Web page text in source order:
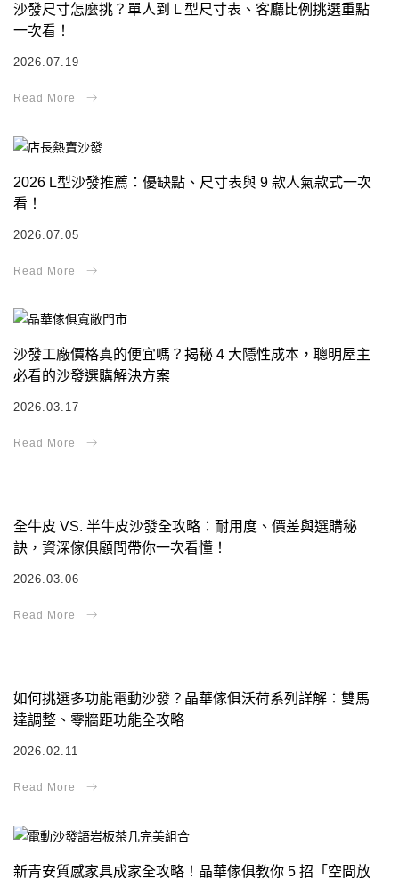
沙發尺寸怎麼挑？單人到 L 型尺寸表、客廳比例挑選重點
一次看！
2026.07.19
2026 L型沙發推薦：優缺點、尺寸表與 9 款人氣款式一次
看！
2026.07.05
沙發工廠價格真的便宜嗎？揭秘 4 大隱性成本，聰明屋主
必看的沙發選購解決方案
2026.03.17
全牛皮 VS. 半牛皮沙發全攻略：耐用度、價差與選購秘
訣，資深傢俱顧問帶你一次看懂！
2026.03.06
如何挑選多功能電動沙發？晶華傢俱沃荷系列詳解：雙馬
達調整、零牆距功能全攻略
2026.02.11
新青安質感家具成家全攻略！晶華傢俱教你 5 招「空間放